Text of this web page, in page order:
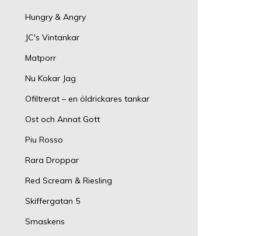
Hungry & Angry
JC's Vintankar
Matporr
Nu Kokar Jag
Ofiltrerat – en öldrickares tankar
Ost och Annat Gott
Piu Rosso
Rara Droppar
Red Scream & Riesling
Skiffergatan 5
Smaskens